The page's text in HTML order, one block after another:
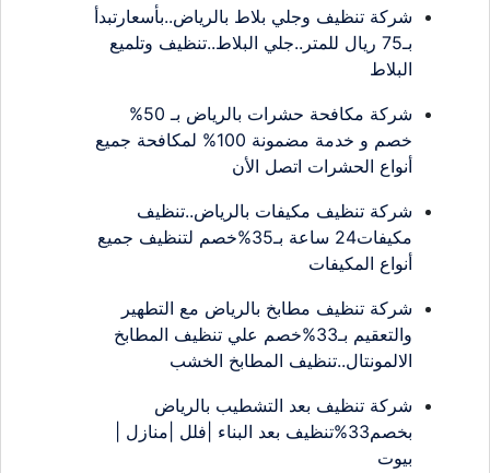
شركة تنظيف وجلي بلاط بالرياض..بأسعارتبدأ
بـ75 ريال للمتر..جلي البلاط..تنظيف وتلميع
البلاط
شركة مكافحة حشرات بالرياض بـ 50%
خصم و خدمة مضمونة 100% لمكافحة جميع
أنواع الحشرات اتصل الأن
شركة تنظيف مكيفات بالرياض..تنظيف
مكيفات24 ساعة بـ35%خصم لتنظيف جميع
أنواع المكيفات
شركة تنظيف مطابخ بالرياض مع التطهير
والتعقيم بـ33%خصم علي تنظيف المطابخ
الالمونتال..تنظيف المطابخ الخشب
شركة تنظيف بعد التشطيب بالرياض
بخصم33%تنظيف بعد البناء |فلل |منازل |
بيوت